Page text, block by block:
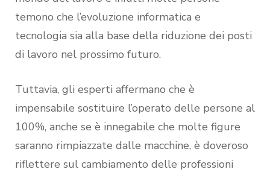
temono che l’evoluzione informatica e
tecnologia sia alla base della riduzione dei posti
di lavoro nel prossimo futuro.
Tuttavia, gli esperti affermano che è
impensabile sostituire l’operato delle persone al
100%, anche se è innegabile che molte figure
saranno rimpiazzate dalle macchine, è doveroso
riflettere sul cambiamento delle professioni